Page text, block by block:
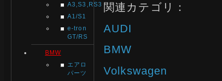
A3,S3,RS3
A1/S1
e-tron
GT/RS
BMW
エアロ
パーツ
関連カテゴリ：
AUDI
BMW
Volkswagen